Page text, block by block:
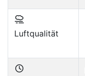
Luftqualität